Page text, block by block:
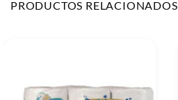
PRODUCTOS RELACIONADOS